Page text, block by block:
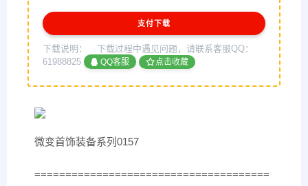
支付下载
下载说明：
下载过程中遇见问题，请联系客服QQ：
61988825
QQ客服 点击收藏
微变首饰装备系列0157
======================================